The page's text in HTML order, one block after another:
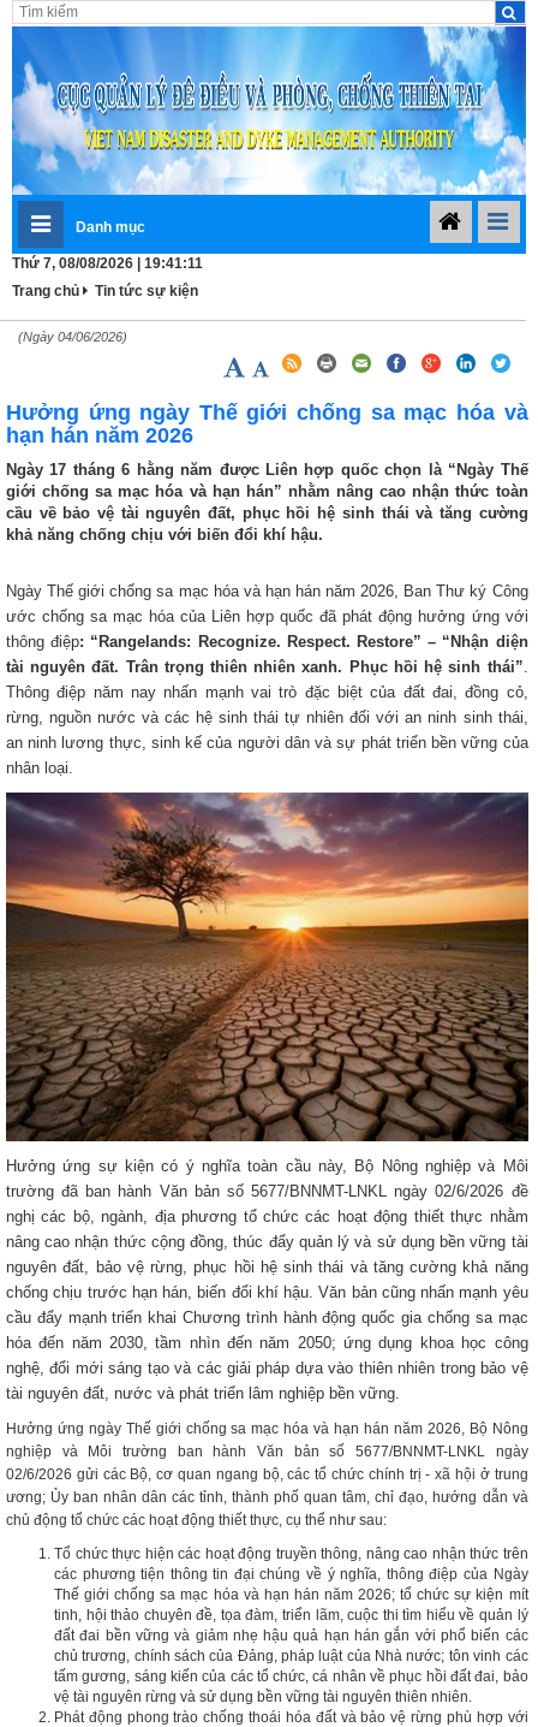
Danh mục
Thứ 7, 08/08/2026 | 19:41:12
Trang chủ
Tin tức sự kiện
(Ngày 04/06/2026)
Hưởng ứng ngày Thế giới chống sa mạc hóa và
hạn hán năm 2026
Ngày 17 tháng 6 hằng năm được Liên hợp quốc chọn là “Ngày Thế
giới chống sa mạc hóa và hạn hán” nhằm nâng cao nhận thức toàn
cầu về bảo vệ tài nguyên đất, phục hồi hệ sinh thái và tăng cường
khả năng chống chịu với biến đổi khí hậu.
Ngày Thế giới chống sa mạc hóa và hạn hán năm 2026, Ban Thư ký Công
ước chống sa mạc hóa của Liên hợp quốc đã phát động hưởng ứng với
thông điệp: “Rangelands: Recognize. Respect. Restore” – “Nhận diện
tài nguyên đất. Trân trọng thiên nhiên xanh. Phục hồi hệ sinh thái”.
Thông điệp năm nay nhấn mạnh vai trò đặc biệt của đất đai, đồng cỏ,
rừng, nguồn nước và các hệ sinh thái tự nhiên đối với an ninh sinh thái,
an ninh lương thực, sinh kế của người dân và sự phát triển bền vững của
nhân loại.
Hưởng ứng sự kiện có ý nghĩa toàn cầu này, Bộ Nông nghiệp và Môi
trường đã ban hành Văn bản số 5677/BNNMT-LNKL ngày 02/6/2026 đề
nghị các bộ, ngành, địa phương tổ chức các hoạt động thiết thực nhằm
nâng cao nhận thức cộng đồng, thúc đẩy quản lý và sử dụng bền vững tài
nguyên đất, bảo vệ rừng, phục hồi hệ sinh thái và tăng cường khả năng
chống chịu trước hạn hán, biến đổi khí hậu. Văn bản cũng nhấn mạnh yêu
cầu đẩy mạnh triển khai Chương trình hành động quốc gia chống sa mạc
hóa đến năm 2030, tầm nhìn đến năm 2050; ứng dụng khoa học công
nghệ, đổi mới sáng tạo và các giải pháp dựa vào thiên nhiên trong bảo vệ
tài nguyên đất, nước và phát triển lâm nghiệp bền vững.
Hưởng ứng ngày Thế giới chống sa mạc hóa và hạn hán năm 2026, Bộ Nông
nghiệp và Môi trường ban hành Văn bản số 5677/BNNMT-LNKL ngày
02/6/2026 gửi các Bộ, cơ quan ngang bộ, các tổ chức chính trị - xã hội ở trung
ương; Ủy ban nhân dân các tỉnh, thành phố quan tâm, chỉ đạo, hướng dẫn và
chủ động tổ chức các hoạt động thiết thực, cụ thể như sau:
Tổ chức thực hiện các hoạt động truyền thông, nâng cao nhận thức trên
các phương tiện thông tin đại chúng về ý nghĩa, thông điệp của Ngày
Thế giới chống sa mạc hóa và hạn hán năm 2026; tổ chức sự kiện mít
tinh, hội thảo chuyên đề, tọa đàm, triển lãm, cuộc thi tìm hiểu về quản lý
đất đai bền vững và giảm nhẹ hậu quả hạn hán gắn với phổ biến các
chủ trương, chính sách của Đảng, pháp luật của Nhà nước; tôn vinh các
tấm gương, sáng kiến của các tổ chức, cá nhân về phục hồi đất đai, bảo
vệ tài nguyên rừng và sử dụng bền vững tài nguyên thiên nhiên.
Phát động phong trào chống thoái hóa đất và bảo vệ rừng phù hợp với